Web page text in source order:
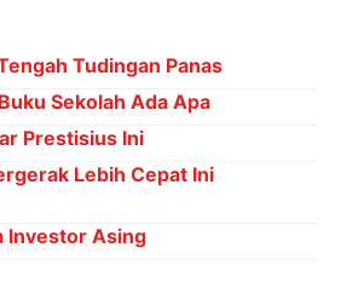
Tudingan Panas
Sekolah Ada Apa
Prestisius Ini
Lebih Cepat Ini
Investor Asing